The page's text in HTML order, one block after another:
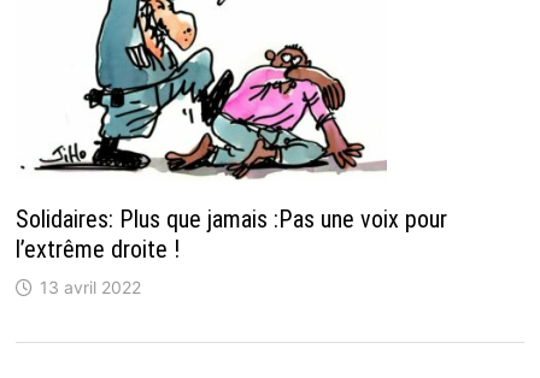
Solidaires: Plus que jamais :Pas une voix pour
l’extrême droite !
13 avril 2022